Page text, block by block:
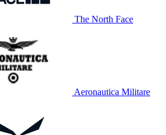
The North Face
Aeronautica Militare